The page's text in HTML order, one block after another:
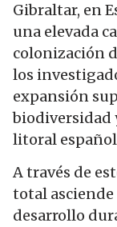
Gibraltar, en
una elevada
colonización
los
expansión
biodiversidad
litoral
A través de
total asciende
desarrollo